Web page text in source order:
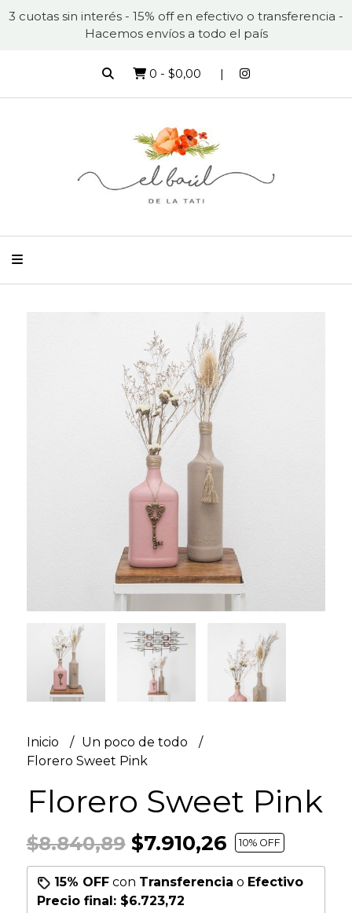
3 cuotas sin interés - 15% off en efectivo o transferencia -
Hacemos envíos a todo el país
0 - $0,00
Inicio
Un poco de todo
Florero Sweet Pink
Florero Sweet Pink
$8.840,89$7.910,26 10% OFF
15% OFFcon Transferencia o Efectivo
Precio final: $6.723,72